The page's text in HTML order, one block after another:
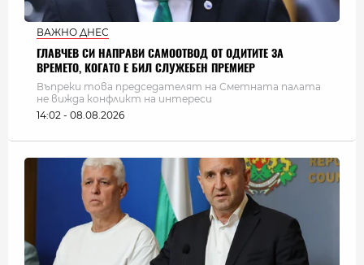
ВАЖНО ДНЕС
ГЛАВЧЕВ СИ НАПРАВИ САМООТВОД ОТ ОДИТИТЕ ЗА
ВРЕМЕТО, КОГАТО Е БИЛ СЛУЖЕБЕН ПРЕМИЕР
Въпреки това председателят на Сметната палата
не вижда конфликт на интереси
14:02 - 08.08.2026